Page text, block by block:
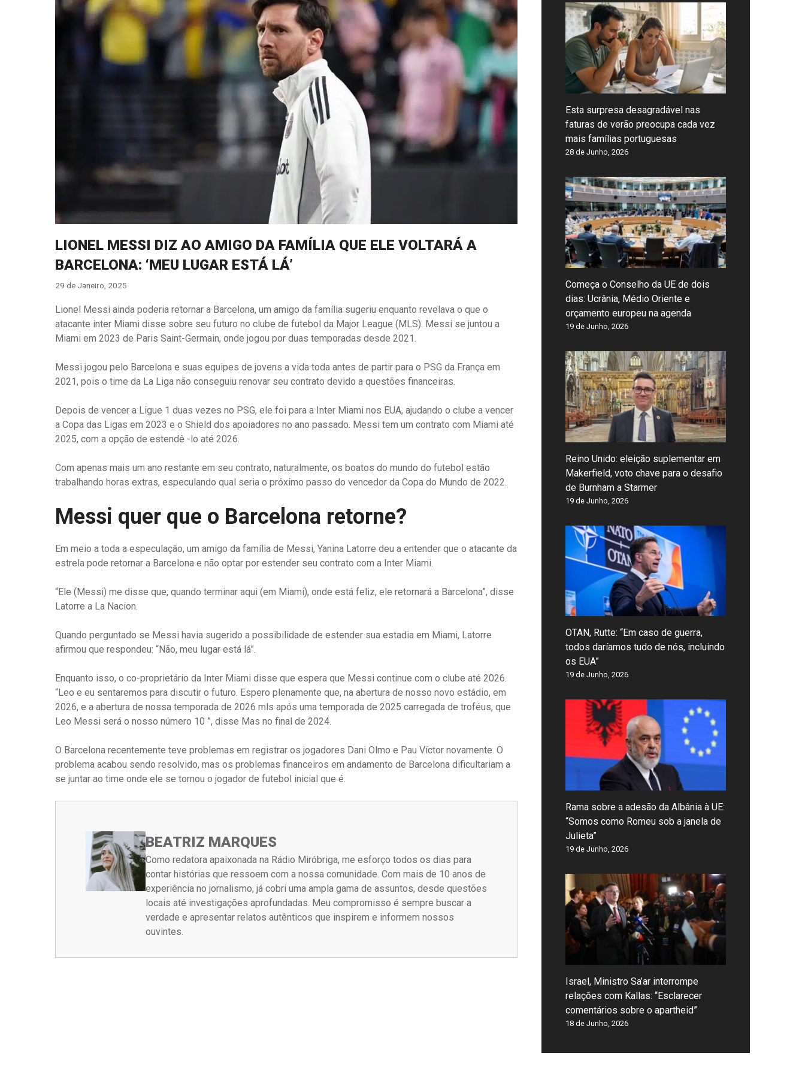
LIONEL MESSI DIZ AO AMIGO DA FAMÍLIA QUE ELE VOLTARÁ A
BARCELONA: ‘MEU LUGAR ESTÁ LÁ’
29 de Janeiro, 2025
Lionel Messi ainda poderia retornar a Barcelona, ​​um amigo da família sugeriu enquanto revelava o que o
atacante inter Miami disse sobre seu futuro no clube de futebol da Major League (MLS). Messi se juntou a
Miami em 2023 de Paris Saint-Germain, onde jogou por duas temporadas desde 2021.
Messi jogou pelo Barcelona e suas equipes de jovens a vida toda antes de partir para o PSG da França em
2021, pois o time da La Liga não conseguiu renovar seu contrato devido a questões financeiras.
Depois de vencer a Ligue 1 duas vezes no PSG, ele foi para a Inter Miami nos EUA, ajudando o clube a vencer
a Copa das Ligas em 2023 e o Shield dos apoiadores no ano passado. Messi tem um contrato com Miami até
2025, com a opção de estendê -lo até 2026.
Com apenas mais um ano restante em seu contrato, naturalmente, os boatos do mundo do futebol estão
trabalhando horas extras, especulando qual seria o próximo passo do vencedor da Copa do Mundo de 2022.
Messi quer que o Barcelona retorne?
Em meio a toda a especulação, um amigo da família de Messi, Yanina Latorre deu a entender que o atacante da
estrela pode retornar a Barcelona e não optar por estender seu contrato com a Inter Miami.
“Ele (Messi) me disse que, quando terminar aqui (em Miami), onde está feliz, ele retornará a Barcelona”, disse
Latorre a La Nacion.
Quando perguntado se Messi havia sugerido a possibilidade de estender sua estadia em Miami, Latorre
afirmou que respondeu: “Não, meu lugar está lá”.
Enquanto isso, o co-proprietário da Inter Miami disse que espera que Messi continue com o clube até 2026.
“Leo e eu sentaremos para discutir o futuro. Espero plenamente que, na abertura de nosso novo estádio, em
2026, e a abertura de nossa temporada de 2026 mls após uma temporada de 2025 carregada de troféus, que
Leo Messi será o nosso número 10 ”, disse Mas no final de 2024.
O Barcelona recentemente teve problemas em registrar os jogadores Dani Olmo e Pau Víctor novamente. O
problema acabou sendo resolvido, mas os problemas financeiros em andamento de Barcelona dificultariam a
se juntar ao time onde ele se tornou o jogador de futebol inicial que é.
BEATRIZ MARQUES
Como redatora apaixonada na Rádio Miróbriga, me esforço todos os dias para
contar histórias que ressoem com a nossa comunidade. Com mais de 10 anos de
experiência no jornalismo, já cobri uma ampla gama de assuntos, desde questões
locais até investigações aprofundadas. Meu compromisso é sempre buscar a
verdade e apresentar relatos autênticos que inspirem e informem nossos
ouvintes.
Esta surpresa desagradável nas
faturas de verão preocupa cada vez
mais famílias portuguesas
28 de Junho, 2026
Começa o Conselho da UE de dois
dias: Ucrânia, Médio Oriente e
orçamento europeu na agenda
19 de Junho, 2026
Reino Unido: eleição suplementar em
Makerfield, voto chave para o desafio
de Burnham a Starmer
19 de Junho, 2026
OTAN, Rutte: “Em caso de guerra,
todos daríamos tudo de nós, incluindo
os EUA”
19 de Junho, 2026
Rama sobre a adesão da Albânia à UE:
“Somos como Romeu sob a janela de
Julieta”
19 de Junho, 2026
Israel, Ministro Sa’ar interrompe
relações com Kallas: “Esclarecer
comentários sobre o apartheid”
18 de Junho, 2026